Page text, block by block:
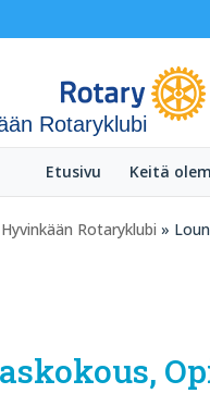
Rotaryklubi
Etusivu Keitä
Hyvinkään Rotaryklubi »